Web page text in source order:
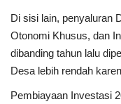
Di sisi lain, penyaluran
Otonomi Khusus, dan
dibanding tahun lalu
Desa lebih rendah
Pembiayaan Investasi